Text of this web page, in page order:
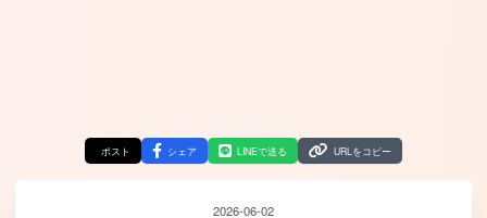
ポスト シェア LINEで送る URLをコピー
2026-06-02